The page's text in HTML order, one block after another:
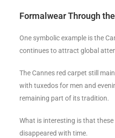
Formalwear Through
One symbolic example is the
continues to attract global
The Cannes red carpet still
with tuxedos for men and
remaining part of its tradition.
What is interesting is that
disappeared with time.